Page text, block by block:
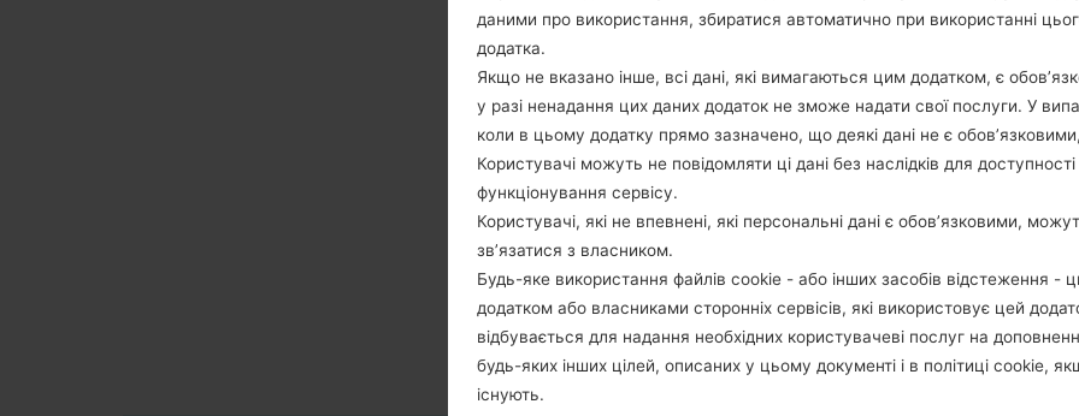
1.ПЕРЕВІРТИ НАЯВНІСТЬ RECAPTCHA
даними про використання, збиратися автоматично при використанні
додатка.
Якщо не вказано інше, всі дані, які вимагаються цим додатком, є
у разі ненадання цих даних додаток не зможе надати свої послуги. У
коли в цьому додатку прямо зазначено, що деякі дані не є обов’язковими,
Користувачі можуть не повідомляти ці дані без наслідків для
функціонування сервісу.
Користувачі, які не впевнені, які персональні дані є обов’язковими,
зв’язатися з власником.
Будь-яке використання файлів cookie - або інших засобів відстеження -
додатком або власниками сторонніх сервісів, які використовує цей
відбувається для надання необхідних користувачеві послуг на
будь-яких інших цілей, описаних у цьому документі і в політиці cookie,
існують.